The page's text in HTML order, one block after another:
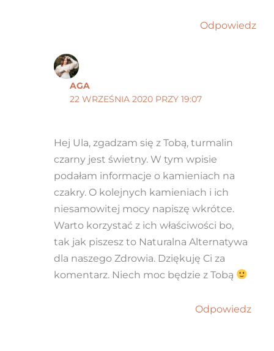
Odpowiedz
AGA
22 WRZEŚNIA 2020 PRZY 19:07
Hej Ula, zgadzam się z Tobą, turmalin
czarny jest świetny. W tym wpisie
podałam informacje o kamieniach na
czakry. O kolejnych kamieniach i ich
niesamowitej mocy napiszę wkrótce.
Warto korzystać z ich właściwości bo,
tak jak piszesz to Naturalna Alternatywa
dla naszego Zdrowia. Dziękuję Ci za
komentarz. Niech moc będzie z Tobą
Odpowiedz